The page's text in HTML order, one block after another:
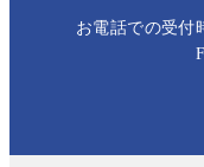
お電話での受付